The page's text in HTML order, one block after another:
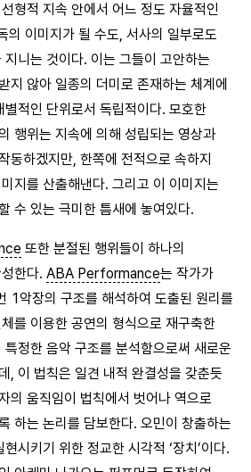
형적 지속 안에서 어느 정도 자율적인
의 이미지가 될 수도, 서사의 일부로도
니는 것이다. 이는 그들이 고안하는
지 않아 일종의 더미로 존재하는 체계에
적인 단위로서 독립적이다. 모호한
행위는 지속에 의해 성립되는 영상과
동하겠지만, 한쪽에 전적으로 속하지
지를 산출해낸다. 그리고 이 이미지는
수 있는 극미한 틈새에 놓여있다.
또한 분절된 행위들이 하나의
한다. ABA Performance는 작가가
1악장의 구조를 해석하여 도출된 원리를
를 이용한 공연의 형식으로 재구축한
정한 음악 구조를 분석함으로써 새로운
, 이 법칙은 일견 내적 완결성을 갖춘듯
의 움직임이 법칙에서 벗어나 역으로
하는 논리를 담보한다. 오민이 창출하는
시키기 위한 정교한 시각적 ‘장치’이다.